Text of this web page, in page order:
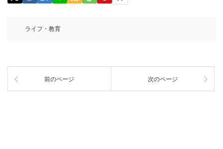
ライフ・教育
前のページ 次のページ